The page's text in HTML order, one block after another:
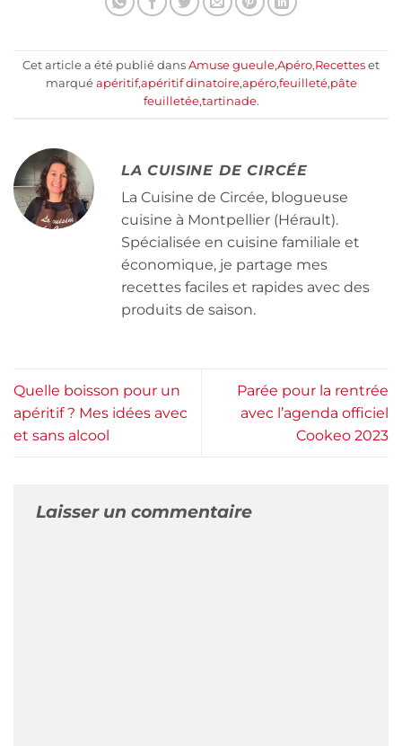
Cet article a été publié dans Amuse gueule,Apéro,Recettes et
marqué apéritif,apéritif dinatoire,apéro,feuilleté,pâte
feuilletée,tartinade.
LA CUISINE DE CIRCÉE
La Cuisine de Circée, blogueuse
cuisine à Montpellier (Hérault).
Spécialisée en cuisine familiale et
économique, je partage mes
recettes faciles et rapides avec des
produits de saison.
Quelle boisson pour un
apéritif ? Mes idées avec
et sans alcool
Parée pour la rentrée
avec l’agenda officiel
Cookeo 2023
Laisser un commentaire